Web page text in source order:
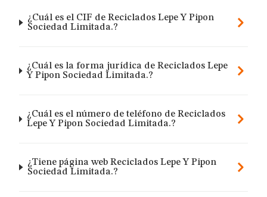
¿Cuál es el CIF de Reciclados Lepe Y Pipon
Sociedad Limitada.?
¿Cuál es la forma jurídica de Reciclados Lepe
Y Pipon Sociedad Limitada.?
¿Cuál es el número de teléfono de Reciclados
Lepe Y Pipon Sociedad Limitada.?
¿Tiene página web Reciclados Lepe Y Pipon
Sociedad Limitada.?